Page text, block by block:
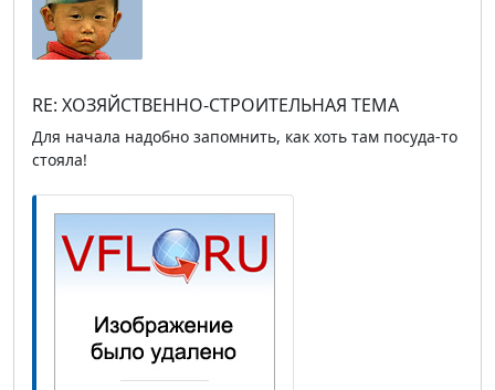
RE: ХОЗЯЙСТВЕННО-СТРОИТЕЛЬНАЯ ТЕМА
Для начала надобно запомнить, как хоть там посуда-то
стояла!